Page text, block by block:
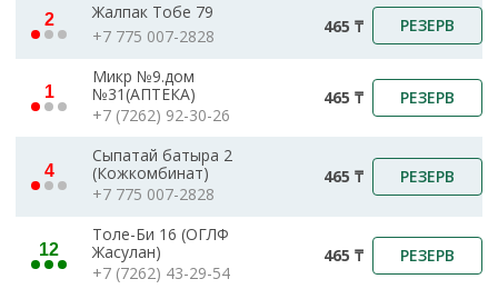
2
Жалпак Тобе 79
+7 775 007-2828
465 ₸ РЕЗЕРВ
1
Микр №9.дом
№31(АПТЕКА)
+7 (7262) 92-30-26
465 ₸ РЕЗЕРВ
4
Сыпатай батыра 2
(Кожкомбинат)
+7 775 007-2828
465 ₸ РЕЗЕРВ
12
Толе-Би 16 (ОГЛФ
Жасулан)
+7 (7262) 43-29-54
465 ₸ РЕЗЕРВ